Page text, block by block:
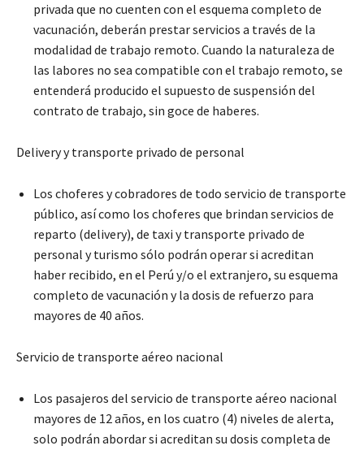
privada que no cuenten con el esquema completo de
vacunación, deberán prestar servicios a través de la
modalidad de trabajo remoto. Cuando la naturaleza de
las labores no sea compatible con el trabajo remoto, se
entenderá producido el supuesto de suspensión del
contrato de trabajo, sin goce de haberes.
Delivery y transporte privado de personal
Los choferes y cobradores de todo servicio de transporte
público, así como los choferes que brindan servicios de
reparto (delivery), de taxi y transporte privado de
personal y turismo sólo podrán operar si acreditan
haber recibido, en el Perú y/o el extranjero, su esquema
completo de vacunación y la dosis de refuerzo para
mayores de 40 años.
Servicio de transporte aéreo nacional
Los pasajeros del servicio de transporte aéreo nacional
mayores de 12 años, en los cuatro (4) niveles de alerta,
solo podrán abordar si acreditan su dosis completa de